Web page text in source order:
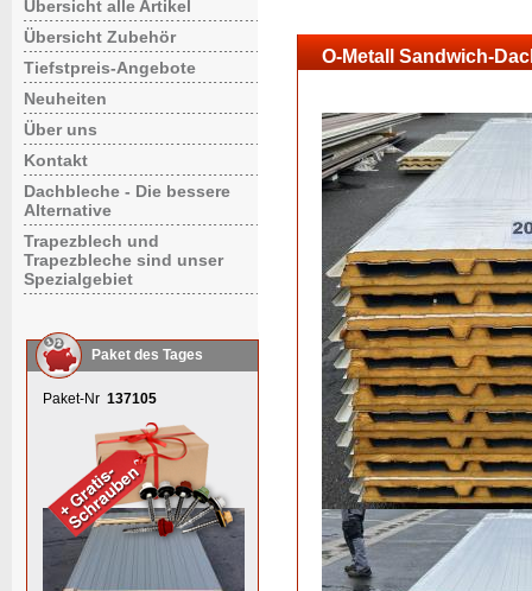
Übersicht alle Artikel
Übersicht Zubehör
Tiefstpreis-Angebote
Neuheiten
Über uns
Kontakt
Dachbleche - Die bessere
Alternative
Trapezblech und
Trapezbleche sind unser
Spezialgebiet
Paket des Tages
Paket-Nr 137105
O-Metall Sandwich-